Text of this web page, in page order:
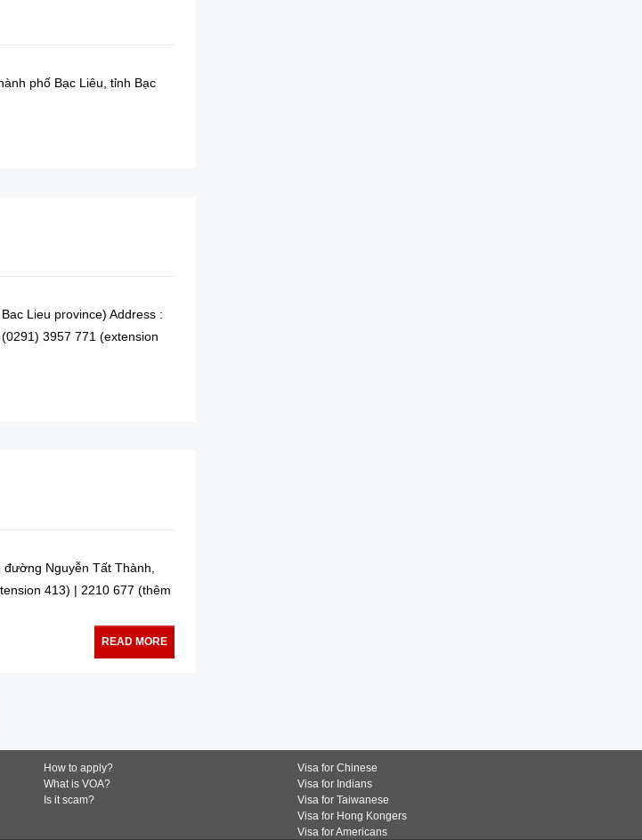
phố Bạc Liêu, tỉnh Bạc
Lieu province) Address :
3957 771 (extension
Nguyễn Tất Thành,
413) | 2210 677 (thêm
READ MORE
How to apply?
What is VOA?
Is it scam?
Visa for Chinese
Visa for Indians
Visa for Taiwanese
Visa for Hong Kongers
Visa for Americans